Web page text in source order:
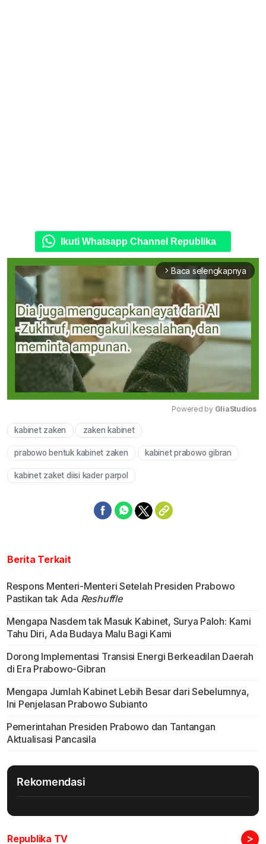
Ikuti Whatsapp Channel Republika
arrow_forward_ios Baca selengkapnya
Powered by GliaStudios
kabinet zaken zaken kabinet
prabowo bentuk kabinet zaken kabinet prabowo gibran
kabinet zaket diisi kader parpol
Berita Terkait
Respons Menteri-Menteri Setelah Presiden Prabowo
Pastikan tak Ada Reshuffle
Mengapa Nasdem tak Masuk Kabinet, Surya Paloh: Kami
Tahu Diri, Ada Budaya Malu Bagi Kami
Dorong Implementasi Transisi Energi Berkeadilan Daerah
di Era Prabowo-Gibran
Mengapa Jumlah Kabinet Lebih Besar dari Sebelumnya,
Ini Penjelasan Prabowo Subianto
Pemerintahan Presiden Prabowo dan Tantangan
Aktualisasi Pancasila
Rekomendasi
Republika TV >